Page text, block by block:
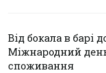
Від бокала в барі
Міжнародний
споживання